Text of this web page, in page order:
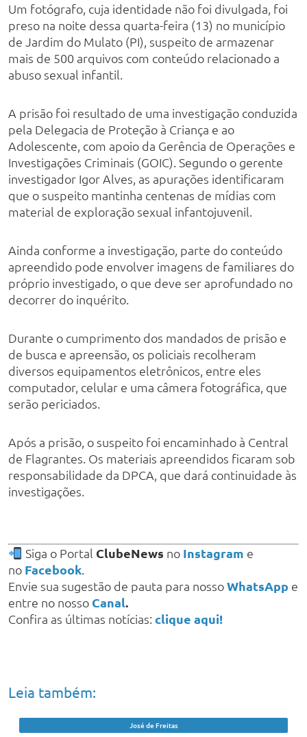
Um fotógrafo, cuja identidade não foi divulgada, foi
preso na noite dessa quarta-feira (13) no município
de Jardim do Mulato (PI), suspeito de armazenar
mais de 500 arquivos com conteúdo relacionado a
abuso sexual infantil.
A prisão foi resultado de uma investigação conduzida
pela Delegacia de Proteção à Criança e ao
Adolescente, com apoio da Gerência de Operações e
Investigações Criminais (GOIC). Segundo o gerente
investigador Igor Alves, as apurações identificaram
que o suspeito mantinha centenas de mídias com
material de exploração sexual infantojuvenil.
Ainda conforme a investigação, parte do conteúdo
apreendido pode envolver imagens de familiares do
próprio investigado, o que deve ser aprofundado no
decorrer do inquérito.
Durante o cumprimento dos mandados de prisão e
de busca e apreensão, os policiais recolheram
diversos equipamentos eletrônicos, entre eles
computador, celular e uma câmera fotográfica, que
serão periciados.
Após a prisão, o suspeito foi encaminhado à Central
de Flagrantes. Os materiais apreendidos ficaram sob
responsabilidade da DPCA, que dará continuidade às
investigações.
Siga o Portal ClubeNews no Instagram e
no Facebook.
Envie sua sugestão de pauta para nossoWhatsApp e
entre no nosso Canal.
Confira as últimas notícias: clique aqui!
Leia também:
José de Freitas